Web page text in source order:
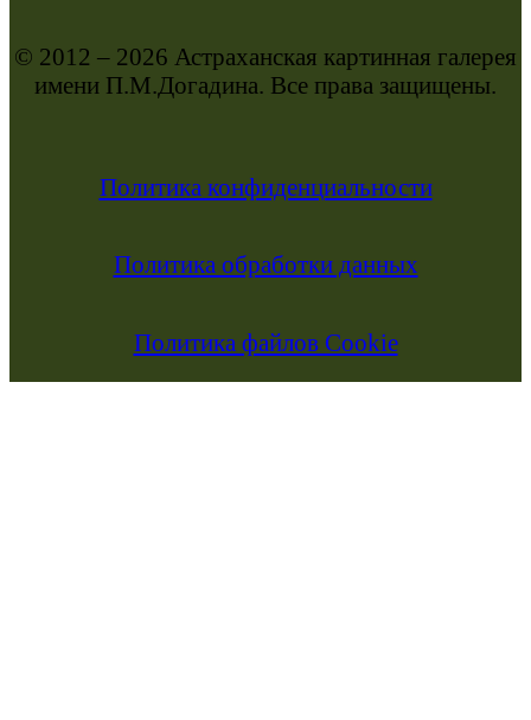
© 2012 – 2026 Астраханская картинная галерея
имени П.М.Догадина. Все права защищены.
Политика конфиденциальности
Политика обработки данных
Политика файлов Cookie